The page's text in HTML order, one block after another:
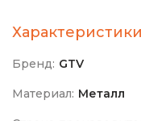
Бренд: GTV
Материал: Металл